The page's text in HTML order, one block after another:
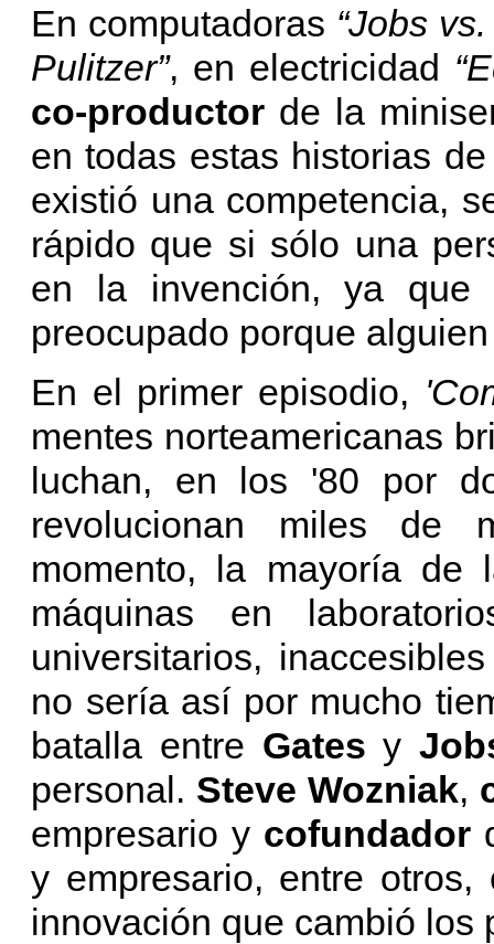
En computadoras “Jobs
Pulitzer”, en electricidad
co-productor de la
en todas estas historias
existió una competencia,
rápido que si sólo una
en la invención, ya
preocupado porque
En el primer episodio,
mentes norteamericanas
luchan, en los '80 por
revolucionan miles de
momento, la mayoría de
máquinas en
universitarios,
no sería así por mucho
batalla entre Gatesy
personal. Steve Wozniak,
empresario y cofundador
y empresario, entre
innovación que cambió los